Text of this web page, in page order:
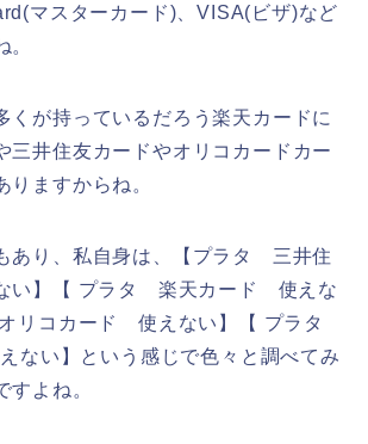
マスターカード)、VISA(ビザ)など
。
くが持っているだろう楽天カードに
三井住友カードやオリコカードカー
りますからね。
あり、私自身は、【プラタ 三井住
い】【 プラタ 楽天カード 使えな
リコカード 使えない】【 プラタ
ない】という感じで色々と調べてみ
すよね。